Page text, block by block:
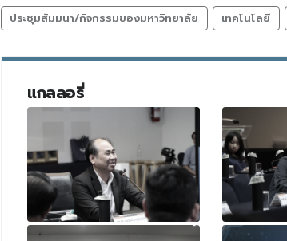
ประชุมสัมมนา/กิจกรรมของมหาวิทยาลัย เทคโนโลยี
แกลลอรี่